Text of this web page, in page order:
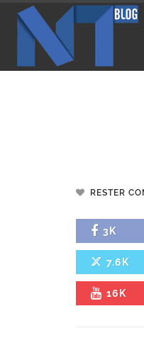
RESTER
3K
7.6K
16K